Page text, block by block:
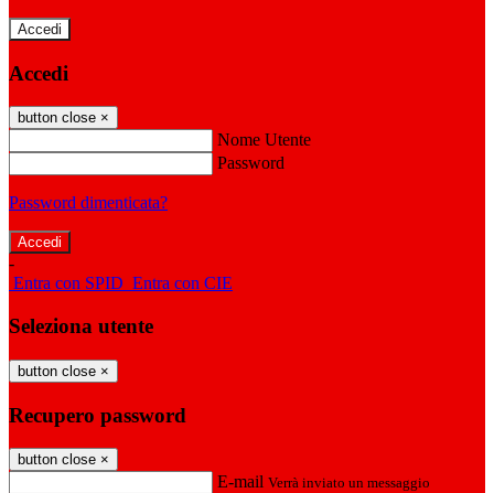
Accedi
Accedi
button close ×
Nome Utente
Password
Password dimenticata?
-
Entra con SPID Entra con CIE
Seleziona utente
button close ×
Recupero password
button close ×
E-mail Verrà inviato un messaggio